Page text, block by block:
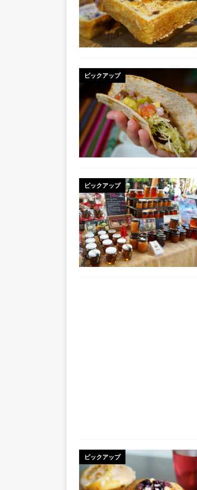
ピックアップ
ピックアップ
ピックアップ